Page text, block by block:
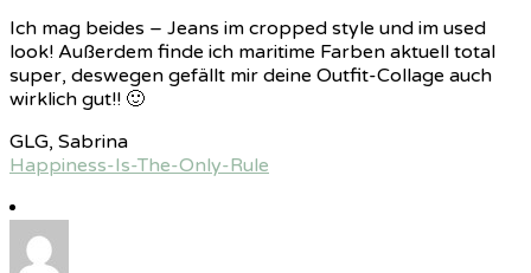
Ich mag beides – Jeans im cropped style und im used
look! Außerdem finde ich maritime Farben aktuell total
super, deswegen gefällt mir deine Outfit-Collage auch
wirklich gut!! 🙂
GLG, Sabrina
Happiness-Is-The-Only-Rule